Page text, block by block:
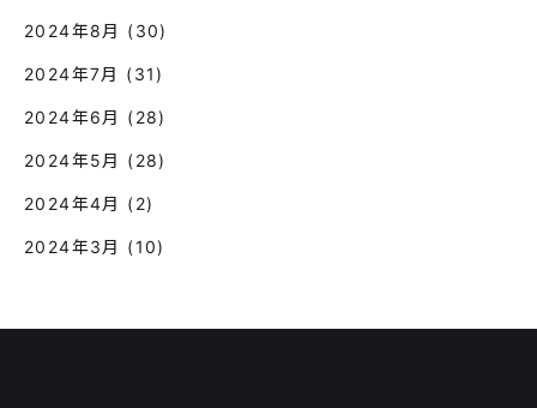
2024年8月 (30)
2024年7月 (31)
2024年6月 (28)
2024年5月 (28)
2024年4月 (2)
2024年3月 (10)